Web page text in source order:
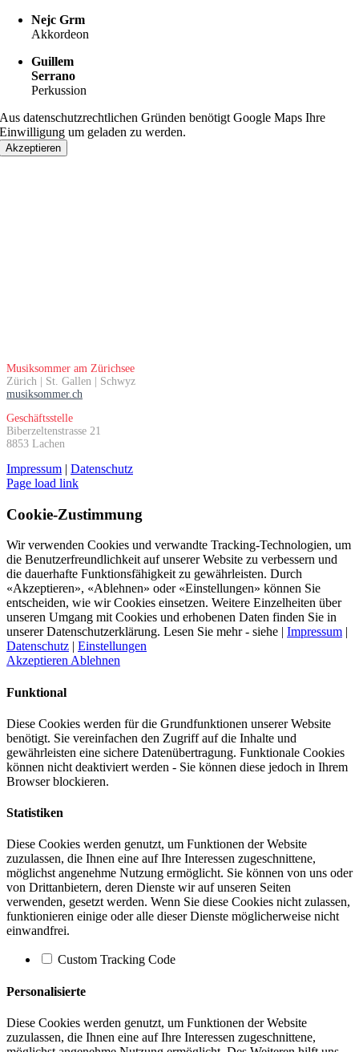
Nejc Grm
Akkordeon
Guillem
Serrano
Perkussion
Aus datenschutzrechtlichen Gründen benötigt Google Maps Ihre
Einwilligung um geladen zu werden.
Akzeptieren
Musiksommer am Zürichsee
Zürich | St. Gallen | Schwyz
musiksommer.ch
Geschäftsstelle
Biberzeltenstrasse 21
8853 Lachen
Impressum | Datenschutz
Page load link
Cookie-Zustimmung
Wir verwenden Cookies und verwandte Tracking-Technologien, um
die Benutzerfreundlichkeit auf unserer Website zu verbessern und
die dauerhafte Funktionsfähig­keit zu gewährleisten. Durch
«Akzeptieren», «Ablehnen» oder «Einstellungen» können Sie
entscheiden, wie wir Cookies einsetzen. Weitere Einzelheiten über
unseren Umgang mit Cookies und erhobenen Daten finden Sie in
unserer Datenschutzerklärung. Lesen Sie mehr - siehe | Impressum |
Datenschutz | Einstellungen
Akzeptieren Ablehnen
Funktional
Diese Cookies werden für die Grundfunktionen unserer Website
benötigt. Sie vereinfachen den Zugriff auf die Inhalte und
gewährleisten eine sichere Datenübertragung. Funktionale Cookies
können nicht deaktiviert werden - Sie können diese jedoch in Ihrem
Browser blockieren.
Statistiken
Diese Cookies werden genutzt, um Funktionen der Website
zuzulassen, die Ihnen eine auf Ihre Interessen zugeschnittene,
möglichst angenehme Nutzung ermöglicht. Sie können von uns oder
von Drittanbietern, deren Dienste wir auf unseren Seiten
verwenden, gesetzt werden. Wenn Sie diese Cookies nicht zulassen,
funktionieren einige oder alle dieser Dienste möglicherweise nicht
einwandfrei.
Custom Tracking Code
Personalisierte
Diese Cookies werden genutzt, um Funktionen der Website
zuzulassen, die Ihnen eine auf Ihre Interessen zugeschnittene,